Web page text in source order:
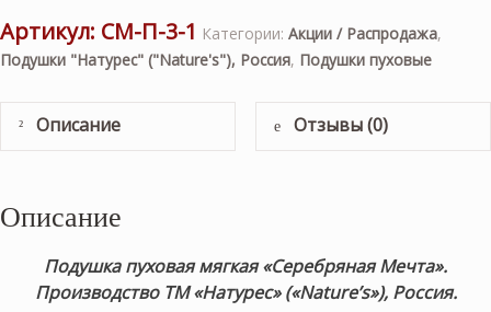
Артикул: СМ-П-3-1 Категории: Акции / Распродажа,
Подушки "Натурес" ("Nature's"), Россия, Подушки пуховые
Описание Отзывы (0)
Описание
Подушка пуховая мягкая «Серебряная Мечта».
Производство ТМ «Натурес» («Nature’s»), Россия.